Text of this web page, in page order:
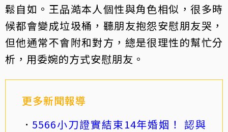
鬆自如。王品澔本人個性與角色相似，很多時
候都會變成垃圾桶，聽朋友抱怨安慰朋友哭，
但他通常不會附和對方，總是很理性的幫忙分
析，用委婉的方式安慰朋友。
更多新聞報導
5566小刀證實結束14年婚姻！ 認與